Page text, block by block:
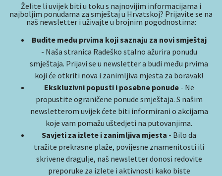
Želite li uvijek biti u toku s najnovijim informacijama i
najboljim ponudama za smještaj u Hrvatskoj? Prijavite se na
naš newsletter i uživajte u brojnim pogodnostima:
Budite među prvima koji saznaju za novi smještaj
- Naša stranica Radeško stalno ažurira ponudu
smještaja. Prijavi se u newsletter a budi među prvima
koji će otkriti nova i zanimljiva mjesta za boravak!
Ekskluzivni popusti i posebne ponude- Ne
propustite ograničene ponude smještaja. S našim
newsletterom uvijek ćete biti informirani o akcijama
koje vam pomažu uštedjeti na putovanjima.
Savjeti za izlete i zanimljiva mjesta - Bilo da
tražite prekrasne plaže, povijesne znamenitosti ili
skrivene dragulje, naš newsletter donosi redovite
preporuke za izlete i aktivnosti kako biste